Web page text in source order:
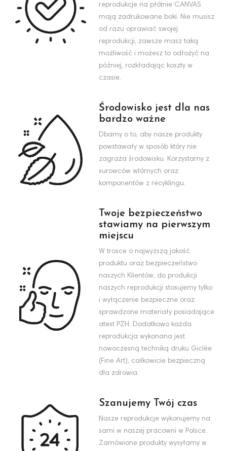
reprodukcje na płótnie CANVAS
mają zadrukowane boki. Nie musisz
od razu oprawiać swojej
reprodukcji, zawsze masz taką
możliwość i możesz to odłożyć na
później, rozkładając koszty w
czasie.
Środowisko jest dla nas
bardzo ważne
Dbamy o to, aby nasze produkty
powstawały w sposób który nie
zagraża środowisku. Korzystamy z
surowców wtórnych oraz
komponentów z recyklingu.
Twoje bezpieczeństwo
stawiamy na pierwszym
miejscu
W trosce o najwyższą jakość
produktu oraz bezpieczeństwo
naszych Klientów, do produkcji
naszych reprodukcji stosujemy tylko
i wyłączenie bezpieczne oraz
sprawdzone materiały posiadające
atest PZH. Dodatkowo każda
reprodukcja wykonana jest
nowoczesną techniką druku Giclée
(Fine Art), całkowicie bezpieczną
dla zdrowia.
Szanujemy Twój czas
Nasze reprodukcje wykonujemy na
sami w naszej pracowni w Polsce.
Zamówione produkty wysyłamy w